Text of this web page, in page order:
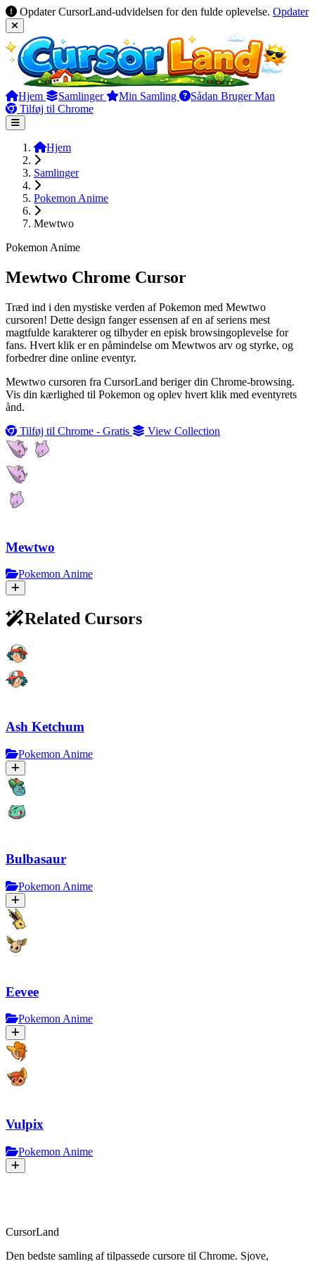
Opdater CursorLand-udvidelsen for den fulde oplevelse. Opdater
Hjem Samlinger Min Samling
Sådan Bruger Man
Tilføj til Chrome
Hjem
Samlinger
Pokemon Anime
Mewtwo
Pokemon Anime
Mewtwo Chrome Cursor
Træd ind i den mystiske verden af Pokemon med Mewtwo
cursoren! Dette design fanger essensen af en af seriens mest
magtfulde karakterer og tilbyder en episk browsingoplevelse for
fans. Hvert klik er en påmindelse om Mewtwos arv og styrke, og
forbedrer dine online eventyr.
Mewtwo cursoren fra CursorLand beriger din Chrome-browsing.
Vis din kærlighed til Pokemon og oplev hvert klik med eventyrets
ånd.
Tilføj til Chrome - Gratis
View Collection
Mewtwo
Pokemon Anime
Related Cursors
Ash Ketchum
Pokemon Anime
Bulbasaur
Pokemon Anime
Eevee
Pokemon Anime
Vulpix
Pokemon Anime
CursorLand
Den bedste samling af tilpassede cursore til Chrome. Sjove,